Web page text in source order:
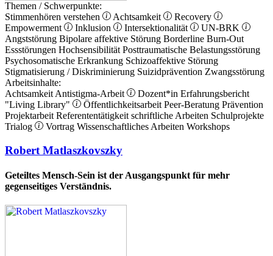
Themen / Schwerpunkte:
Stimmenhören verstehen
Achtsamkeit
Recovery
Empowerment
Inklusion Intersektionalität
UN-BRK
Angststörung Bipolare affektive Störung Borderline Burn-Out
Essstörungen Hochsensibilität Posttraumatische Belastungsstörung
Psychosomatische Erkrankung Schizoaffektive Störung
Stigmatisierung / Diskriminierung Suizidprävention Zwangsstörung
Arbeitsinhalte:
Achtsamkeit Antistigma-Arbeit Dozent*in Erfahrungsbericht
"Living Library"
Öffentlichkeitsarbeit Peer-Beratung Prävention
Projektarbeit Referententätigkeit schriftliche Arbeiten Schulprojekte
Trialog
Vortrag Wissenschaftliches Arbeiten Workshops
Robert Matlaszkovszky
Geteiltes Mensch-Sein ist der Ausgangspunkt für mehr
gegenseitiges Verständnis.